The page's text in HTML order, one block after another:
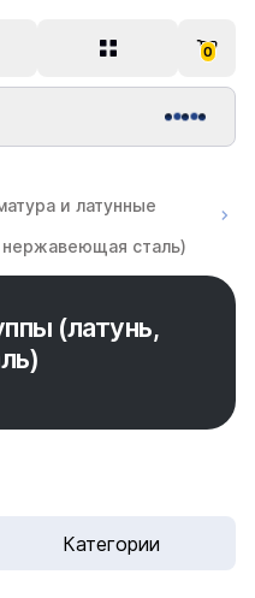
0
и латунные
нержавеющая сталь)
(латунь,
Категории